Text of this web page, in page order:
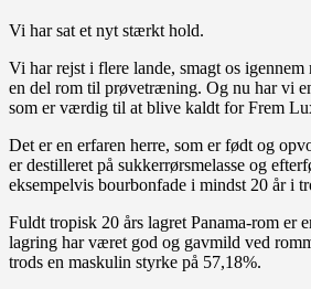
Vi har sat et nyt stærkt hold.
Vi har rejst i flere lande, smagt os
en del rom til prøvetræning. Og nu har vi
som er værdig til at blive kaldt for Frem
Det er en erfaren herre, som er født og
er destilleret på sukkerrørsmelasse og
eksempelvis bourbonfade i mindst 20 år i
Fuldt tropisk 20 års lagret Panama-rom er
lagring har været god og gavmild ved
trods en maskulin styrke på 57,18%.